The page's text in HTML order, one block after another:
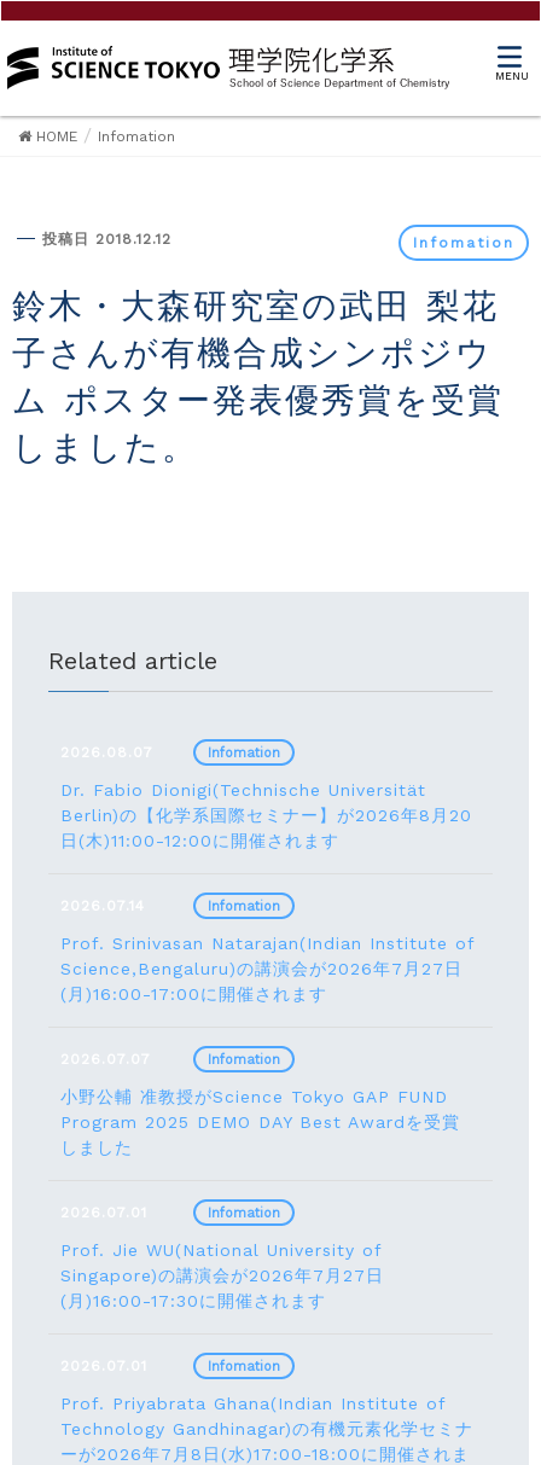
MENU
HOME Infomation
投稿日 2018.12.12 Infomation
鈴木・大森研究室の武田 梨花
子さんが有機合成シンポジウ
ム ポスター発表優秀賞を受賞
しました。
Related article
2026.08.07
Dr. Fabio Dionigi(Technische Universität
Berlin)の【化学系国際セミナー】が2026年8⽉20
⽇(⽊)11:00-12:00に開催されます
Infomation
2026.07.14
Prof. Srinivasan Natarajan(Indian Institute of
Science,Bengaluru)の講演会が2026年7月27⽇
(月)16:00-17:00に開催されます
Infomation
2026.07.07
小野公輔 准教授がScience Tokyo GAP FUND
Program 2025 DEMO DAY Best Awardを受賞
しました
Infomation
2026.07.01
Prof. Jie WU(National University of
Singapore)の講演会が2026年7月27日
(月)16:00-17:30に開催されます
Infomation
2026.07.01
Prof. Priyabrata Ghana(Indian Institute of
Technology Gandhinagar)の有機元素化学セミナ
ーが2026年7月8日(水)17:00-18:00に開催されま
Infomation